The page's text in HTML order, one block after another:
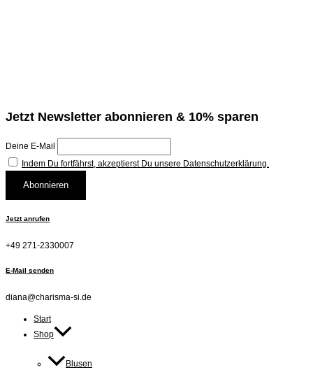
Jetzt Newsletter abonnieren & 10% sparen
Deine E-Mail
Indem Du fortfährst, akzeptierst Du unsere Datenschutzerklärung.
Jetzt anrufen
+49 271-2330007
E-Mail senden
diana@charisma-si.de
Start
Shop
Blusen